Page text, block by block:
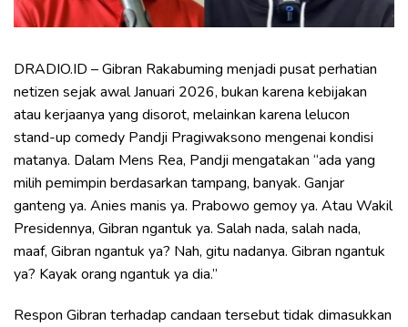
DRADIO.ID – Gibran Rakabuming menjadi pusat perhatian
netizen sejak awal Januari 2026, bukan karena kebijakan
atau kerjaanya yang disorot, melainkan karena lelucon
stand-up comedy Pandji Pragiwaksono mengenai kondisi
matanya. Dalam Mens Rea, Pandji mengatakan “ada yang
milih pemimpin berdasarkan tampang, banyak. Ganjar
ganteng ya. Anies manis ya. Prabowo gemoy ya. Atau Wakil
Presidennya, Gibran ngantuk ya. Salah nada, salah nada,
maaf, Gibran ngantuk ya? Nah, gitu nadanya. Gibran ngantuk
ya? Kayak orang ngantuk ya dia.”
Respon Gibran terhadap candaan tersebut tidak dimasukkan